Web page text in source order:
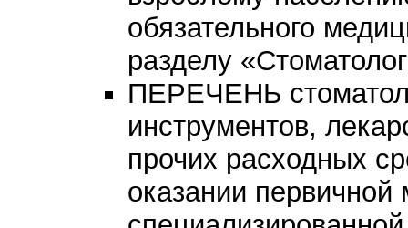
обязательного
разделу
ПЕРЕЧЕНЬ
инструментов,
прочих расходных
оказании первичной